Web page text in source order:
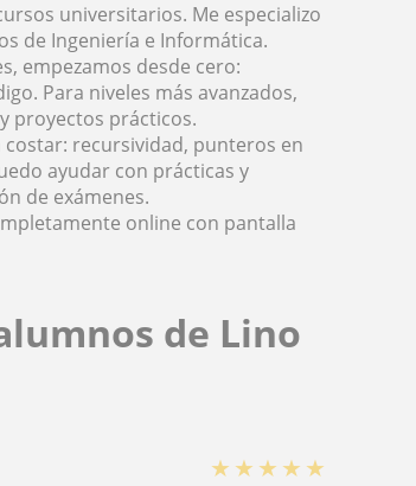
universitarios. Me especializo
de Ingeniería e Informática.
empezamos desde cero:
Para niveles más avanzados,
proyectos prácticos.
recursividad, punteros en
ayudar con prácticas y
de exámenes.
online con pantalla
de Lino
★ ★ ★ ★ ★